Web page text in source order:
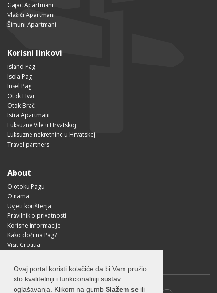
Ovaj portal koristi kolačiće da bi Vam pružio
što kvalitetniji i funkcionalniji sustav
oglašavanja. Klikom na gumb Slažem se ili
Gajac Apartmani
Vlašići Apartmani
Šimuni Apartmani
Korisni linkovi
Island Pag
Isola Pag
Insel Pag
Otok Hvar
Otok Brač
Istra Apartmani
Luksuzne Vile u Hrvatskoj
Luksuzne nekretnine u Hrvatskoj
Travel partners
About
O otoku Pagu
O nama
Uvjeti korištenja
Pravilnik o privatnosti
Korisne informacije
Kako doći na Pag?
Visit Croatia